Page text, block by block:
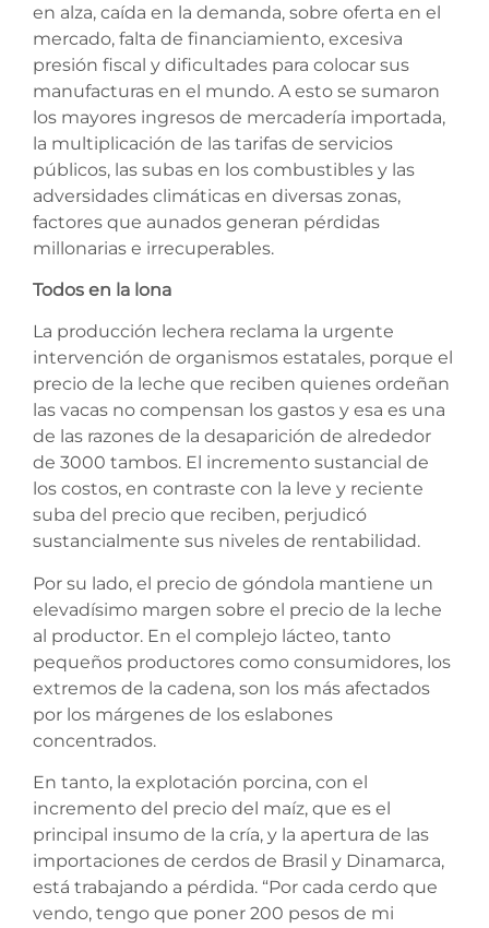
en alza, caída en la demanda, sobre oferta en el
mercado, falta de financiamiento, excesiva
presión fiscal y dificultades para colocar sus
manufacturas en el mundo. A esto se sumaron
los mayores ingresos de mercadería importada,
la multiplicación de las tarifas de servicios
públicos, las subas en los combustibles y las
adversidades climáticas en diversas zonas,
factores que aunados generan pérdidas
millonarias e irrecuperables.
Todos en la lona
La producción lechera reclama la urgente
intervención de organismos estatales, porque el
precio de la leche que reciben quienes ordeñan
las vacas no compensan los gastos y esa es una
de las razones de la desaparición de alrededor
de 3000 tambos. El incremento sustancial de
los costos, en contraste con la leve y reciente
suba del precio que reciben, perjudicó
sustancialmente sus niveles de rentabilidad.
Por su lado, el precio de góndola mantiene un
elevadísimo margen sobre el precio de la leche
al productor. En el complejo lácteo, tanto
pequeños productores como consumidores, los
extremos de la cadena, son los más afectados
por los márgenes de los eslabones
concentrados.
En tanto, la explotación porcina, con el
incremento del precio del maíz, que es el
principal insumo de la cría, y la apertura de las
importaciones de cerdos de Brasil y Dinamarca,
está trabajando a pérdida. “Por cada cerdo que
vendo, tengo que poner 200 pesos de mi